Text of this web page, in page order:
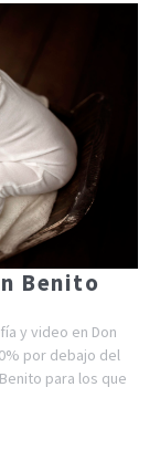
Benito
y video en Don
por debajo del
para los que